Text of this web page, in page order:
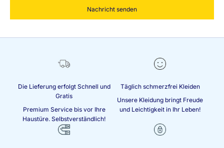
k
Nachricht senden
Die Lieferung erfolgt Schnell und
Gratis
Premium Service bis vor Ihre
Haustüre. Selbstverständlich!
Täglich schmerzfrei Kleiden
Unsere Kleidung bringt Freude
und Leichtigkeit in Ihr Leben!